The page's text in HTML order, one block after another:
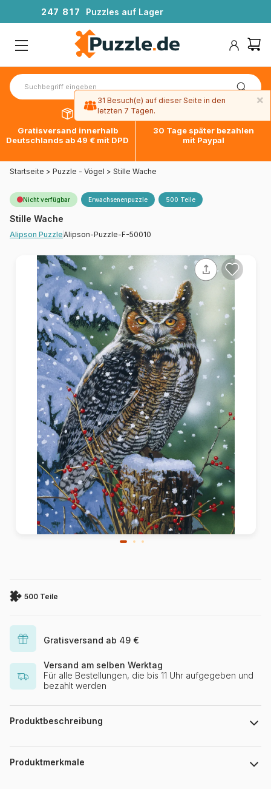
247 81 7 Puzzles auf Lager
Gratisversand innerhalb
Deutschlands ab 49 € mit DPD
30 Tage später bezahlen
mit Paypal
Startseite > Puzzle - Vögel > Stille Wache
Nicht verfügbar Erwachsenenpuzzle 500 Teile
Stille Wache
Alipson Puzzle Alipson-Puzzle-F-50010
500 Teile
Gratisversand ab 49 €
Versand am selben Werktag
Für alle Bestellungen, die bis 11 Uhr aufgegeben und
bezahlt werden
Produktbeschreibung
William Vanderdasson / artlicensing.com
Produktmerkmale
×
31 Besuch(e) auf dieser Seite in den
letzten 7 Tagen.